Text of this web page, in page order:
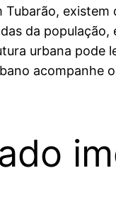
da
urbana